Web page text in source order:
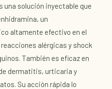
una solución inyectable que
un
altamente efectivo en el
alérgicas y shock
También es eficaz en
dermatitis, urticaria y
Su acción rápida lo